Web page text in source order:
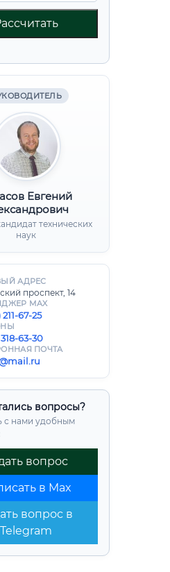
Евгений
технических
наук
АДРЕС
проспект, 14
MAX
67-25
63-30
ПОЧТА
вопросы?
с нами удобным
вопрос
в Max
вопрос в
Telegram